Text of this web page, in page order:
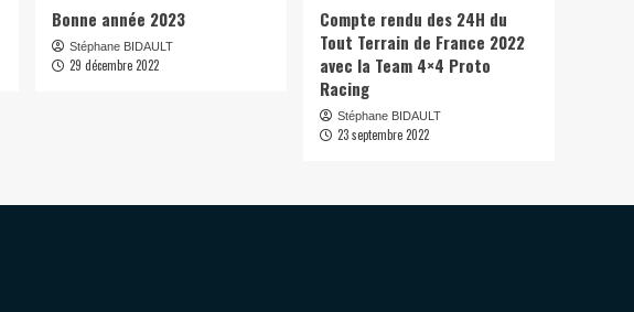
Bonne année 2023
Stéphane BIDAULT
29 décembre 2022
Compte rendu des 24H du
Tout Terrain de France 2022
avec la Team 4×4 Proto
Racing
Stéphane BIDAULT
23 septembre 2022